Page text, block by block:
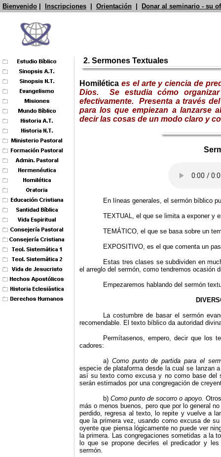
Bienvenido Inscripciones Orientación Donar al seminario - su
2. Sermones Textuales
Homilética es el arte y ciencia de
Dios. Se estudia cómo
efectivamente.
Presenta a través
para los que empiezan a lanzarse
decir las cosas de un modo claro y
En líneas generales, el sermón bíblico
TEXTUAL, el que se limita a exponer y
TEMÁTICO, el que se basa sobre un
EXPOSITIVO, es el que comenta un
Estas tres clases se subdividen en
el arreglo del sermón, como tendremos ocasión
Empezaremos hablando del sermón
La costumbre de basar el sermón
recomendable. El texto bíblico da autoridad
Permítasenos, empero, decir que los
cadores:
a) Como punto de partida para el
especie de plataforma desde la cual se lanzan
así su texto como excusa y no como base del
serán estimados por una congregación de
b)Como punto de socorro o apoyo.
más o menos buenos, pero que por lo general
perdido, regresa al texto, lo repite y vuelve a
que la primera vez, usando como excusa de
oyente que piensa lógicamente no puede ver
la primera. Las congregaciones sometidas a la
lo que se propone decirles el predicador y
sermón.